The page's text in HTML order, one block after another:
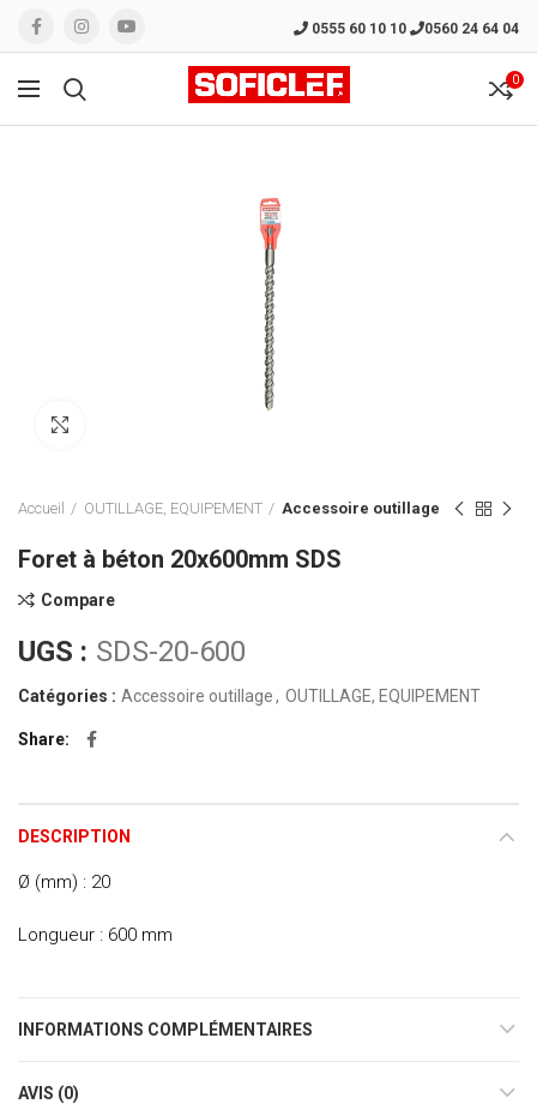
0555 60 10 10 0560 24 64 04
0
Accueil OUTILLAGE, EQUIPEMENT Accessoire outillage
Foret à béton 20x600mm SDS
Compare
UGS : SDS-20-600
Catégories : Accessoire outillage, OUTILLAGE, EQUIPEMENT
Share
DESCRIPTION
Ø (mm) : 20
Longueur : 600 mm
INFORMATIONS COMPLÉMENTAIRES
AVIS (0)